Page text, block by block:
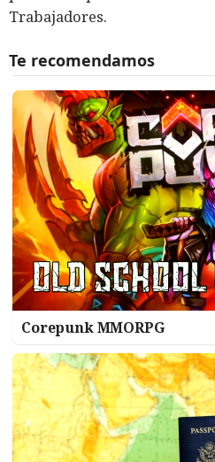
Trabajadores.
Corepunk MMORPG